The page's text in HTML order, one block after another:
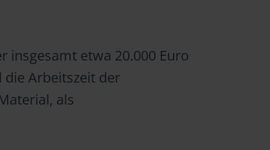
insgesamt etwa 20.000 Euro
Arbeitszeit der
als